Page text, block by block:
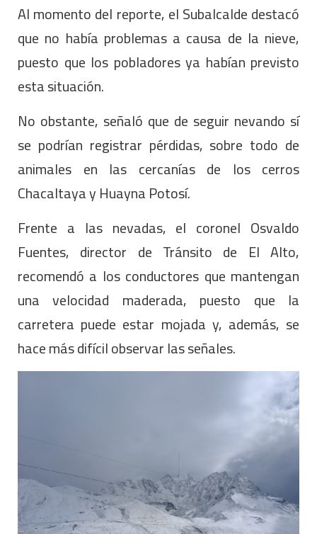
Al momento del reporte, el Subalcalde destacó
que no había problemas a causa de la nieve,
puesto que los pobladores ya habían previsto
esta situación.
No obstante, señaló que de seguir nevando sí
se podrían registrar pérdidas, sobre todo de
animales en las cercanías de los cerros
Chacaltaya y Huayna Potosí.
Frente a las nevadas, el coronel Osvaldo
Fuentes, director de Tránsito de El Alto,
recomendó a los conductores que mantengan
una velocidad maderada, puesto que la
carretera puede estar mojada y, además, se
hace más difícil observar las señales.